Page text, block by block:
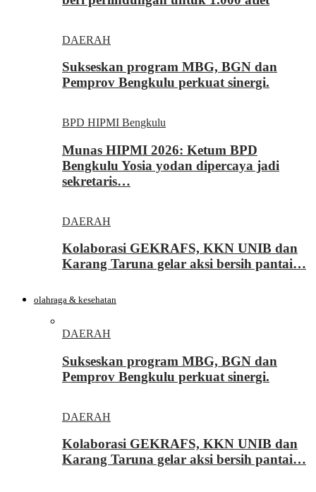
DAERAH
Sukseskan program MBG, BGN dan
Pemprov Bengkulu perkuat sinergi.
BPD HIPMI Bengkulu
Munas HIPMI 2026: Ketum BPD
Bengkulu Yosia yodan dipercaya jadi
sekretaris…
DAERAH
Kolaborasi GEKRAFS, KKN UNIB dan
Karang Taruna gelar aksi bersih pantai…
olahraga & kesehatan
DAERAH
Sukseskan program MBG, BGN dan
Pemprov Bengkulu perkuat sinergi.
DAERAH
Kolaborasi GEKRAFS, KKN UNIB dan
Karang Taruna gelar aksi bersih pantai…